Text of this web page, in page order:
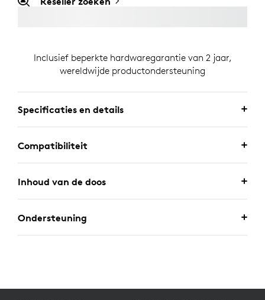
Inclusief beperkte hardwaregarantie van 2 jaar,
wereldwijde productondersteuning
Specificaties en details
Compatibiliteit
Inhoud van de doos
Ondersteuning